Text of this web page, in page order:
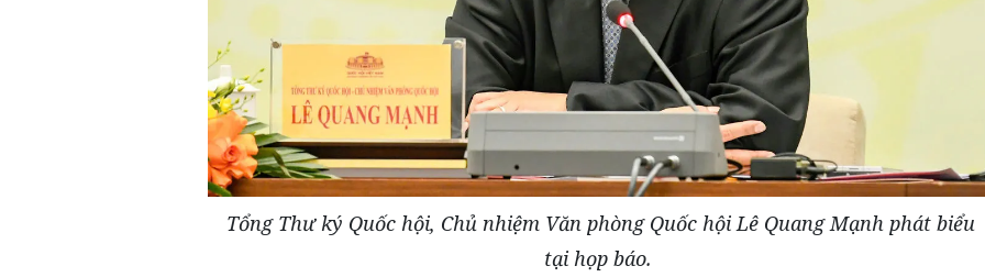
Tổng Thư ký Quốc hội, Chủ nhiệm Văn phòng Quốc hội Lê Quang Mạnh phát biểu
tại họp báo.